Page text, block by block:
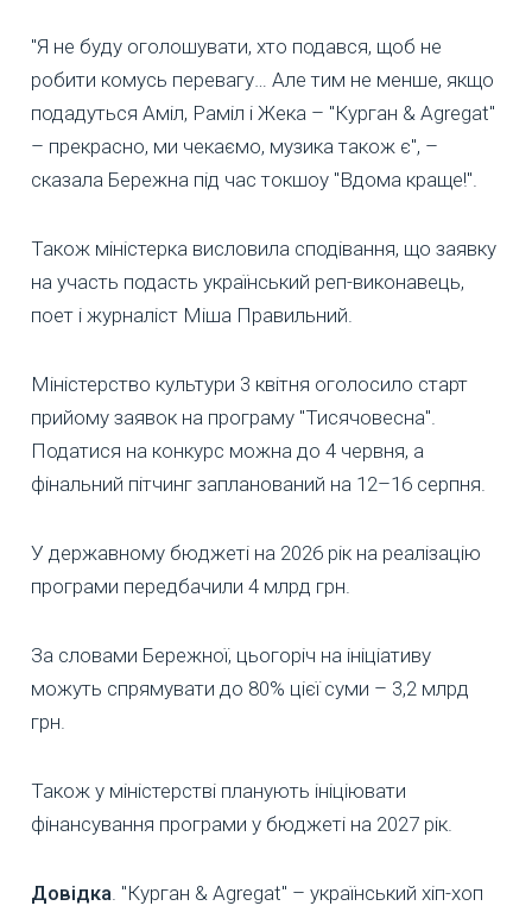
"Я не буду оголошувати, хто подався, щоб не
робити комусь перевагу… Але тим не менше, якщо
подадуться Аміл, Раміл і Жека – "Курган & Agregat"
– прекрасно, ми чекаємо, музика також є", –
сказала Бережна під час токшоу "Вдома краще!".
Також міністерка висловила сподівання, що заявку
на участь подасть український реп-виконавець,
поет і журналіст Міша Правильний.
Міністерство культури 3 квітня оголосило старт
прийому заявок на програму "Тисячовесна".
Податися на конкурс можна до 4 червня, а
фінальний пітчинг запланований на 12–16 серпня.
У державному бюджеті на 2026 рік на реалізацію
програми передбачили 4 млрд грн.
За словами Бережної, цьогоріч на ініціативу
можуть спрямувати до 80% цієї суми – 3,2 млрд
грн.
Також у міністерстві планують ініціювати
фінансування програми у бюджеті на 2027 рік.
Довідка . "Курган & Agregat" – український хіп-хоп